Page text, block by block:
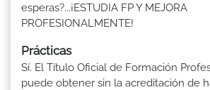
esperas?...¡ESTUDIA FP Y MEJORA
PROFESIONALMENTE!
Prácticas
Sí. El Título Oficial de Formación
puede obtener sin la acreditación de